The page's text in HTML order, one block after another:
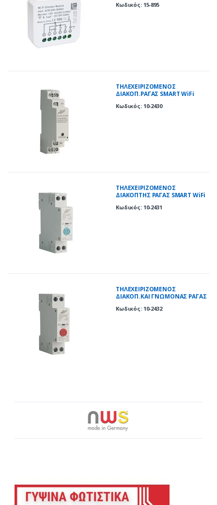
Κωδικός: 15-895
ΤΗΛΕΧΕΙΡΙΖΟΜΕΝΟΣ
ΔΙΑΚΟΠ.ΡΑΓΑΣ SMART WiFi
Κωδικός: 10-2430
ΤΗΛΕΧΕΙΡΙΖΟΜΕΝΟΣ
ΔΙΑΚΟΠΤΗΣ ΡΑΓΑΣ SMART WiFi
Κωδικός: 10-2431
ΤΗΛΕΧΕΙΡΙΖΟΜΕNΟΣ
ΔΙΑΚΟΠ.ΚΑΙ ΓΝΩΜΟΝΑΣ ΡΑΓΑΣ
Κωδικός: 10-2432